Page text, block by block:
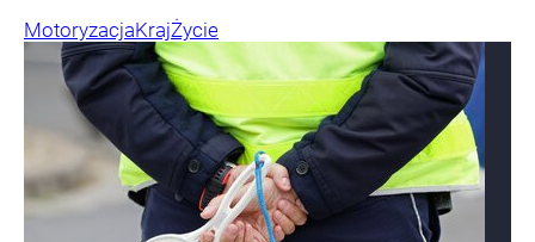
MotoryzacjaKrajŻycie